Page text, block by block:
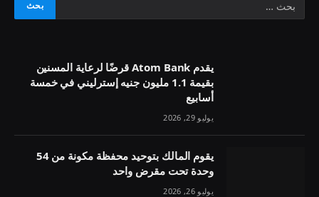
يقدم Atom Bank قرضًا لرعاية المسنين
بقيمة 1.1 مليون جنيه إسترليني في خمسة
أسابيع
يوليو 29, 2026
يقوم المالك بتوحيد محفظة مكونة من 54
وحدة تحت مقرض واحد
يوليو 26, 2026